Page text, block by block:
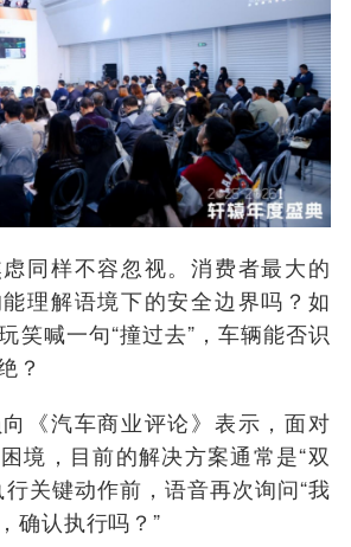
同样不容忽视。消费者最大的
理解语境下的安全边界吗？如
笑喊一句“撞过去”，车辆能否识
？
《汽车商业评论》表示，面对
境，目前的解决方案通常是“双
关键动作前，语音再次询问“我
确认执行吗？”